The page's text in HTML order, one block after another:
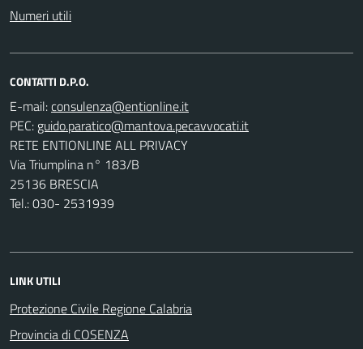
Numeri utili
CONTATTI D.P.O.
E-mail:
PEC:
RETE ENTIONLINE ALL PRIVACY
Via Triumplina n° 183/B
25136 BRESCIA
Tel.: 030- 2531939
LINK UTILI
Protezione Civile Regione Calabria
Provincia di COSENZA